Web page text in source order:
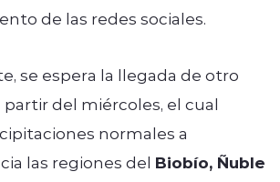
de las redes sociales.
se espera la llegada de otro
del miércoles, el cual
normales a
las regiones del Biobío, Ñuble